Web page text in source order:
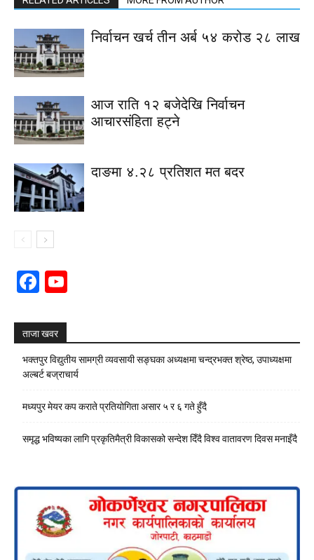
निर्वाचन खर्च तीन अर्ब ५४ करोड २८ लाख
आज राति १२ बजेदेखि निर्वाचन
आचारसंहिता हट्ने
दाङमा ४.२८ प्रतिशत मत बदर
Facebook
ताजा खवर
भक्तपुर विद्युतीय सामग्री व्यवसायी सङ्घका अध्यक्षमा चन्द्रभक्त श्रेष्ठ, उपाध्यक्षमा
अल्बर्ट बज्राचार्य
मध्यपुर मेयर कप कराते प्रतियोगिता असार ५ र ६ गते हुँदै
समृद्ध भविष्यका लागि प्रकृतिमैत्री विकासको सन्देश दिँदै विश्व वातावरण दिवस मनाइँदै